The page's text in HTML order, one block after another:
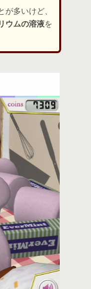
が多いけど、
ウムの溶液を